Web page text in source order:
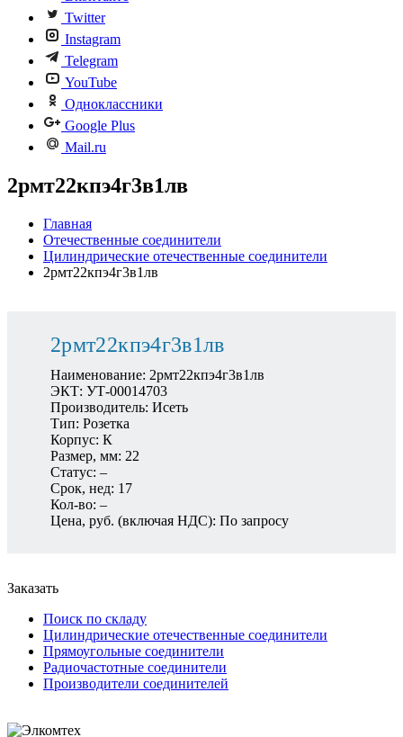
Twitter
Instagram
Telegram
YouTube
Одноклассники
Google Plus
Mail.ru
2рмт22кпэ4г3в1лв
Главная
Отечественные соединители
Цилиндрические отечественные соединители
2рмт22кпэ4г3в1лв
2рмт22кпэ4г3в1лв
Наименование: 2рмт22кпэ4г3в1лв
ЭКТ: УТ-00014703
Производитель: Исеть
Тип: Розетка
Корпус: К
Размер, мм: 22
Статус: –
Срок, нед: 17
Кол-во: –
Цена, руб. (включая НДС): По запросу
Заказать
Поиск по складу
Цилиндрические отечественные соединители
Прямоугольные соединители
Радиочастотные соединители
Производители соединителей